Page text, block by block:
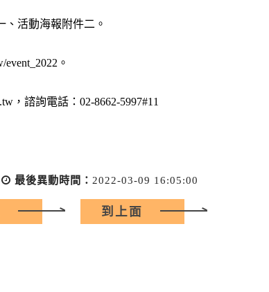
、活動海報附件二。
。
，諮詢電話：02-8662-5997#11
最後異動時間： 2022-03-09 16:05:00
到上面